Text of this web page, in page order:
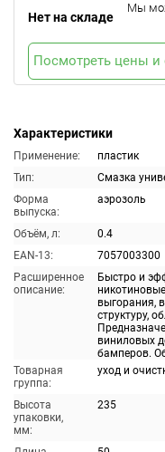
Характеристики
Применение:
пластик
Тип:
Смазка
Форма
выпуска:
аэрозоль
Объём, л:
0.4
EAN-13:
7057003300
Расширенное
описание:
Быстро и
выгорания,
структуру,
виниловых
бамперов.
Товарная
группа:
уход и
Высота
упаковки,
мм:
235
Нет на складе
Мы
Посмотреть цены и